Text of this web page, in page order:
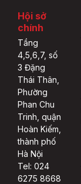
Hội sở
chính
Tầng
4,5,6,7, số
3 Đặng
Thái Thân,
Phường
Phan Chu
Trinh, quận
Hoàn Kiếm,
thành phố
Hà Nội
Tel: 024
6275 8668